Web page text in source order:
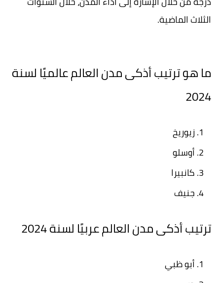
الثلاث الماضية.
ما هو ترتيب أذكى مدن العالم عالميًا لسنة
2024
زيوريخ
أوسلو
كانبيرا
جنيف
ترتيب أذكى مدن العالم عربيًا لسنة 2024
أبو ظبي